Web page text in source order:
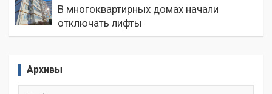
В многоквартирных домах начали
отключать лифты
Архивы